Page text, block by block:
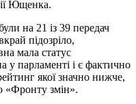
Ющенка.
на 21 із 39 передач
підозріло,
мала статус
у парламенті і є фактично
якої значно нижче,
«Фронту змін».